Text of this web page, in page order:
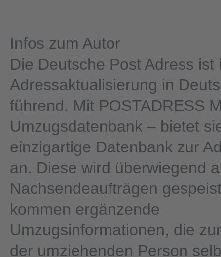
Infos zum Autor
Die Deutsche Post Adress ist
Adressaktualisierung in
führend. Mit POSTADRESS
Umzugsdatenbank – bietet
einzigartige Datenbank zur
an. Diese wird überwiegend
Nachsendeaufträgen
kommen ergänzende
Umzugsinformationen, die
der umziehenden Person